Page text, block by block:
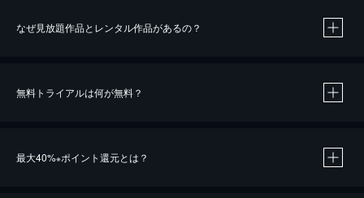
なぜ見放題作品とレンタル作品があるの？
無料トライアルは何が無料？
最大40%※ポイント還元とは？